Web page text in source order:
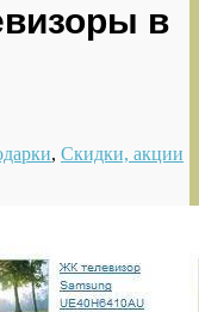
в
, Скидки, акции